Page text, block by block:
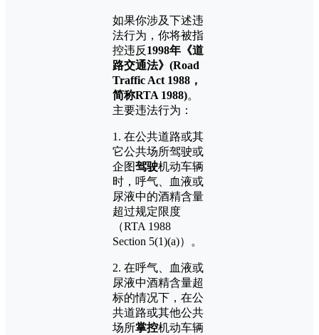
如果你涉及下述违
法行为，你将被指
控违反 1998年《道
路交通法》(Road
Traffic Act 1988，
简称RTA 1988)。
主要违法行为：
1. 在公共道路或其
它公共场所驾驶或
企图驾驶机动车辆
时，呼气、血液或
尿液中的酒精含量
超过规定限度
（RTA 1988
Section 5(1)(a)）。
2. 在呼气、血液或
尿液中酒精含量超
标的情况下，在公
共道路或其他公共
场所掌控机动车辆